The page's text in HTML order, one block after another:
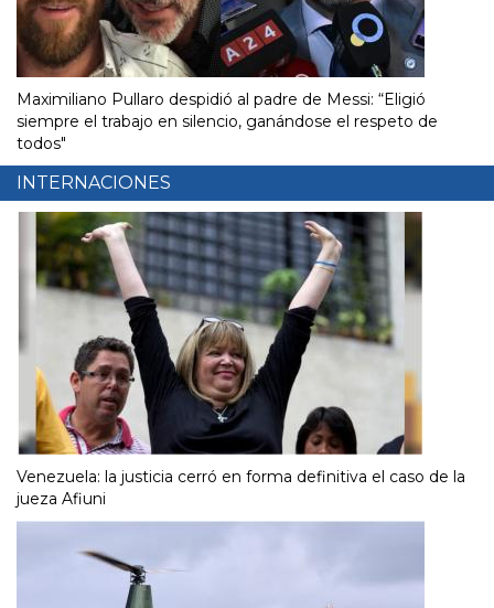
Maximiliano Pullaro despidió al padre de Messi: “Eligió
siempre el trabajo en silencio, ganándose el respeto de
todos"
INTERNACIONES
Venezuela: la justicia cerró en forma definitiva el caso de la
jueza Afiuni